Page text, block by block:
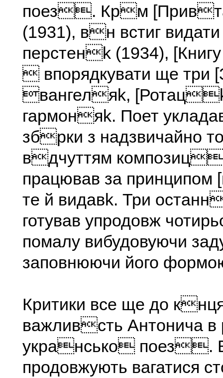
поез. Крм
(1931), вн встиг
перстенk (1934),
 впорядкувати ще три
вангеляk,
гармоняk. Поет
збрки з надзвичайно
вдчуттям
працював за принципом
те й видавk. Три
готував упродовж
помалу вибудовуючи
заповнюючи його
Критики все ще до
важливсть Антонича в
укрансько поез.
продовжують вагатися